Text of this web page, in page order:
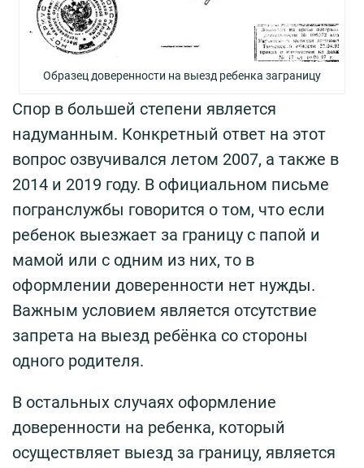
Образец доверенности на выезд ребенка заграницу
Спор в большей степени является
надуманным. Конкретный ответ на этот
вопрос озвучивался летом 2007, а также в
2014 и 2019 году. В официальном письме
погранслужбы говорится о том, что если
ребенок выезжает за границу с папой и
мамой или с одним из них, то в
оформлении доверенности нет нужды.
Важным условием является отсутствие
запрета на выезд ребёнка со стороны
одного родителя.
В остальных случаях оформление
доверенности на ребенка, который
осуществляет выезд за границу, является